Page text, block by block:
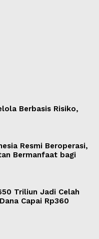
Berbasis Risiko,
Resmi Beroperasi,
Bermanfaat bagi
Triliun Jadi Celah
Capai Rp360